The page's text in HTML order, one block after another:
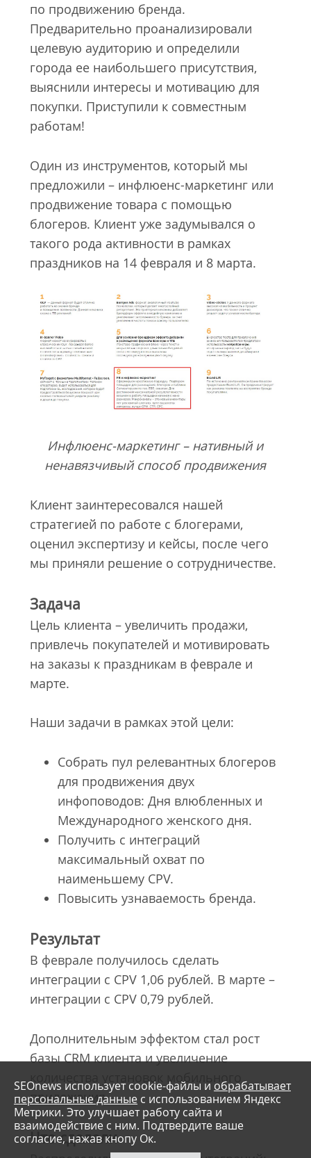
по продвижению бренда.
Предварительно проанализировали
целевую аудиторию и определили
города ее наибольшего присутствия,
выяснили интересы и мотивацию для
покупки. Приступили к совместным
работам!
Один из инструментов, который мы
предложили – инфлюенс-маркетинг или
продвижение товара с помощью
блогеров. Клиент уже задумывался о
такого рода активности в рамках
праздников на 14 февраля и 8 марта.
Инфлюенс-маркетинг – нативный и
ненавязчивый способ продвижения
Клиент заинтересовался нашей
стратегией по работе с блогерами,
оценил экспертизу и кейсы, после чего
мы приняли решение о сотрудничестве.
Задача
Цель клиента – увеличить продажи,
привлечь покупателей и мотивировать
на заказы к праздникам в феврале и
марте.
Наши задачи в рамках этой цели:
Собрать пул релевантных блогеров
для продвижения двух
инфоповодов: Дня влюбленных и
Международного женского дня.
Получить с интеграций
максимальный охват по
наименьшему CPV.
Повысить узнаваемость бренда.
Результат
В феврале получилось сделать
интеграции с CPV 1,06 рублей. В марте –
интеграции с CPV 0,79 рублей.
Дополнительным эффектом стал рост
базы CRM клиента и увеличение
количества установок мобильного
приложения.
Что сделали
SEOnews использует cookie-файлы и обрабатывает
персональные данные с использованием Яндекс
Метрики. Это улучшает работу сайта и
взаимодействие с ним. Подтвердите ваше
согласие, нажав кнопу Ок.